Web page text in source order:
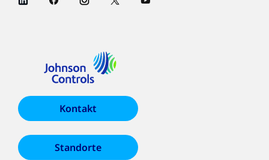
Kontakt
Standorte